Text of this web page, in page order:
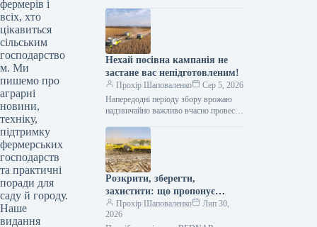
фермерів і
всіх, хто
цікавиться
сільським
господарство
м. Ми
пишемо про
аграрні
новини,
техніку,
підтримку
фермерських
господарств
та практичні
поради для
саду й городу.
Наше
видання
тисяч тонн зерна, робота з
біогазовими…
Нехай посівна кампанія не
застане вас непідготовленим!
Прохір Шаповаленко
Сер 5, 2026
Напередодні періоду збору врожаю
надзвичайно важливо вчасно провести
виконати всі процедури планового
технічного
обслуговування.Оптимальним
вибором є…
Розкрити, зберегти,
захистити: що пропонує
обробка рослинних залишків
котками BEDNAR TILLCUT
Прохір Шаповаленко
Лип 30,
2026